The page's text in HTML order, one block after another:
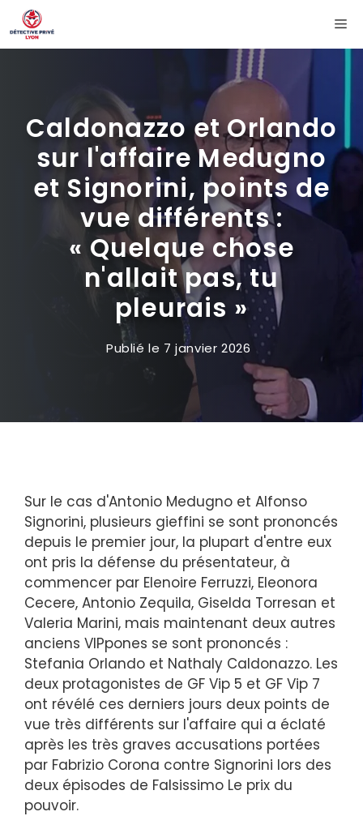
Aller
au
contenu
Caldonazzo et Orlando
sur l'affaire Medugno
et Signorini, points de
vue différents :
« Quelque chose
n'allait pas, tu
pleurais »
Publié le 7 janvier 2026
Sur le cas d'Antonio Medugno et Alfonso
Signorini, plusieurs gieffini se sont prononcés
depuis le premier jour, la plupart d'entre eux
ont pris la défense du présentateur, à
commencer par Elenoire Ferruzzi, Eleonora
Cecere, Antonio Zequila, Giselda Torresan et
Valeria Marini, mais maintenant deux autres
anciens VIPpones se sont prononcés :
Stefania Orlando et Nathaly Caldonazzo. Les
deux protagonistes de GF Vip 5 et GF Vip 7
ont révélé ces derniers jours deux points de
vue très différents sur l'affaire qui a éclaté
après les très graves accusations portées
par Fabrizio Corona contre Signorini lors des
deux épisodes de Falsissimo Le prix du
pouvoir.